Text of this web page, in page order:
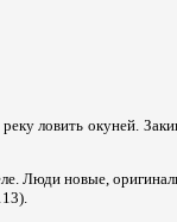
ловить окуней.
Люди новые,